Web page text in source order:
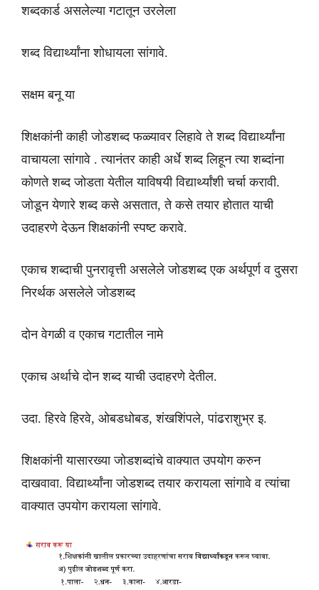
शब्दकार्ड असलेल्या गटातून उरलेला
शब्द विद्यार्थ्यांना शोधायला सांगावे.
सक्षम बनू या
शिक्षकांनी काही जोडशब्द फळ्यावर लिहावे ते शब्द विद्यार्थ्यांना
वाचायला सांगावे . त्यानंतर काही अर्धे शब्द लिहून त्या शब्दांना
कोणते शब्द जोडता येतील याविषयी विद्यार्थ्यांशी चर्चा करावी.
जोडून येणारे शब्द कसे असतात, ते कसे तयार होतात याची
उदाहरणे देऊन शिक्षकांनी स्पष्ट करावे.
एकाच शब्दाची पुनरावृत्ती असलेले जोडशब्द एक अर्थपूर्ण व दुसरा
निरर्थक असलेले जोडशब्द
दोन वेगळी व एकाच गटातील नामे
एकाच अर्थाचे दोन शब्द याची उदाहरणे देतील.
उदा. हिरवे हिरवे, ओबडधोबड, शंखशिंपले, पांढराशुभ्र इ.
शिक्षकांनी यासारख्या जोडशब्दांचे वाक्यात उपयोग करुन
दाखवावा. विद्यार्थ्यांना जोडशब्द तयार करायला सांगावे व त्यांचा
वाक्यात उपयोग करायला सांगावे.